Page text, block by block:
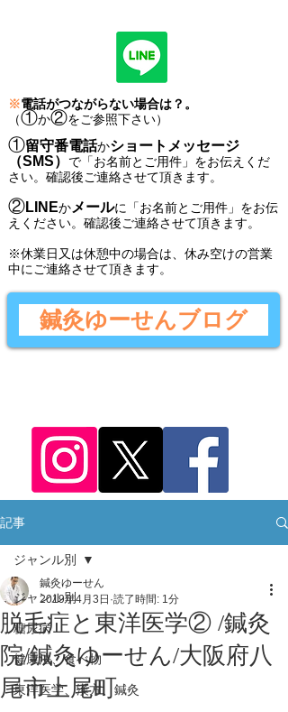
※電話がつながらない場合は？。
（①か②をご参照下さい）
①留守番電話かショートメッセージ
（SMS） で 「お名前とご用件 」 をお伝えくだ
さい。 確認後ご連絡させて頂きます。
②LINEかメールに 「お名前とご用件 」 をお伝
えください。 確認後ご連絡させて頂きます。
​※休業日又は休憩中の場合は、休み空けの営業
中にご連絡させて頂きます。
鍼灸ゆーせんブログ
記事
ジャンル別
糖尿病
健康法、食べ物
東洋医学、漢方、鍼灸
ジャンル別
脱毛症と東洋医学② /鍼灸
院/鍼灸ゆーせん/大阪府八
尾市上尾町
鍼灸ゆーせん
2019年4月3日 読了時間: 1分